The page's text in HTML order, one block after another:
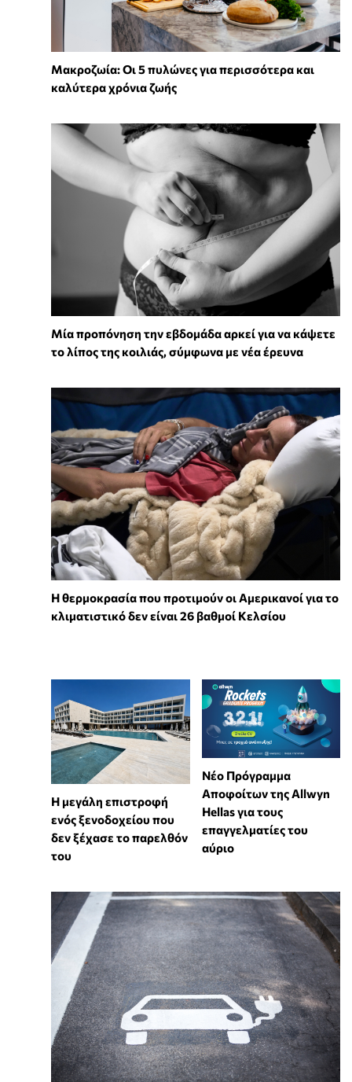
Mακροζωία: Οι 5 πυλώνες για περισσότερα και
καλύτερα χρόνια ζωής
Μία προπόνηση την εβδομάδα αρκεί για να κάψετε
το λίπος της κοιλιάς, σύμφωνα με νέα έρευνα
Η θερμοκρασία που προτιμούν οι Αμερικανοί για το
κλιματιστικό δεν είναι 26 βαθμοί Κελσίου
Η μεγάλη επιστροφή
ενός ξενοδοχείου που
δεν ξέχασε το παρελθόν
του
Νέο Πρόγραμμα
Αποφοίτων της Allwyn
Hellas για τους
επαγγελματίες του
αύριο